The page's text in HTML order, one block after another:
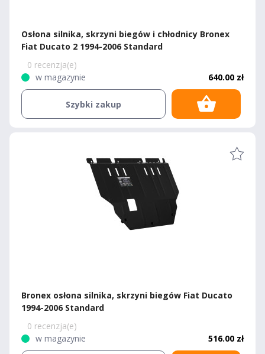
Osłona silnika, skrzyni biegów i chłodnicy Bronex
Fiat Ducato 2 1994-2006 Standard
0 recenzja(e)
w magazynie
640.00 zł
Szybki zakup
Bronex osłona silnika, skrzyni biegów Fiat Ducato
1994-2006 Standard
0 recenzja(e)
w magazynie
516.00 zł